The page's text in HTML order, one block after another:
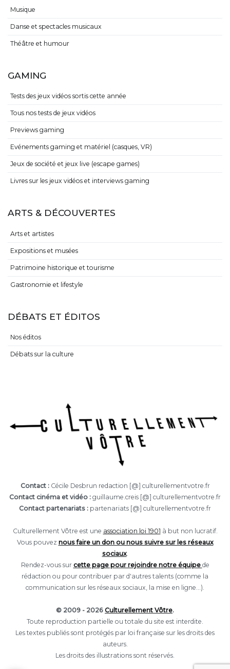
Musique
Danse et spectacles musicaux
Théâtre et humour
GAMING
Tests des jeux vidéos sortis cette année
Tous nos tests de jeux vidéos
Previews gaming
Evénements gaming et matériel (casques, VR)
Jeux de société et jeux live (escape games)
Livres sur les jeux vidéos et interviews gaming
ARTS & DÉCOUVERTES
Arts et artistes
Expositions et musées
Patrimoine historique et tourisme
Gastronomie et lifestyle
DÉBATS ET ÉDITOS
Nos éditos
Débats sur la culture
Contact :Cécile Desbrun redaction [@] culturellementvotre.fr
Contact cinéma et vidéo : guillaume.creis [@] culturellementvotre.fr
Contact partenariats : partenariats [@] culturellementvotre.fr
Culturellement Vôtre est une association loi 1901 à but non lucratif.
Vous pouvez nous faire un don ou nous suivre sur les réseaux
sociaux.
Rendez-vous sur cette page pour rejoindre notre équipe de
rédaction ou pour contribuer par d'autres talents (comme la
communication sur les réseaux sociaux, la mise en ligne...).
© 2009 - 2026 Culturellement Vôtre.
Toute reproduction partielle ou totale du site est interdite.
Les textes publiés sont protégés par loi française sur les droits des
auteurs.
Les droits des illustrations sont réservés.